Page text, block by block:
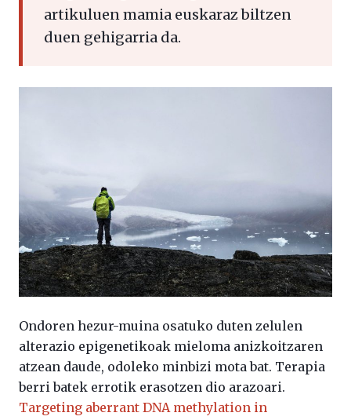
artikuluen mamia euskaraz biltzen
duen gehigarria da.
Ondoren hezur-muina osatuko duten zelulen
alterazio epigenetikoak mieloma anizkoitzaren
atzean daude, odoleko minbizi mota bat. Terapia
berri batek errotik erasotzen dio arazoari.
Targeting aberrant DNA methylation in